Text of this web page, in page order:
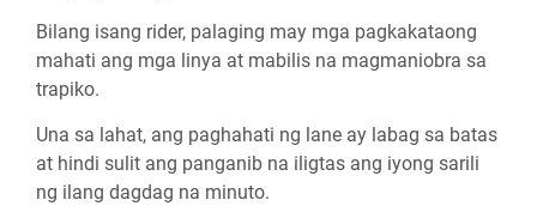
Bilang isang rider, palaging may mga pagkakataong
mahati ang mga linya at mabilis na magmaniobra sa
trapiko.
Una sa lahat, ang paghahati ng lane ay labag sa batas
at hindi sulit ang panganib na iligtas ang iyong sarili
ng ilang dagdag na minuto.